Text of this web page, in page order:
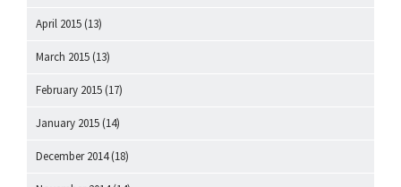
April 2015 (13)
March 2015 (13)
February 2015 (17)
January 2015 (14)
December 2014(18)